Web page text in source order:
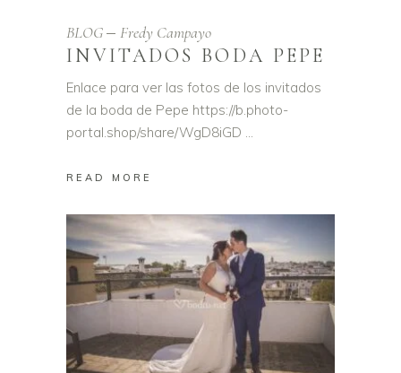
BLOG Fredy Campayo
INVITADOS BODA PEPE
Enlace para ver las fotos de los invitados
de la boda de Pepe https://b.photo-
portal.shop/share/WgD8iGD
READ MORE